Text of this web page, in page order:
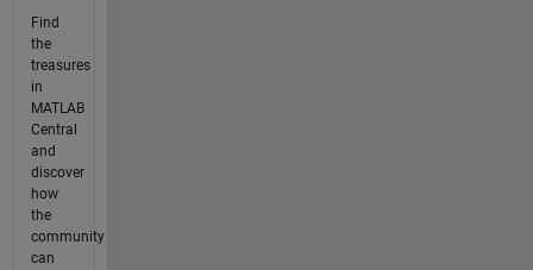
Find
the
treasures
in
MATLAB
Central
and
discover
how
the
community
can